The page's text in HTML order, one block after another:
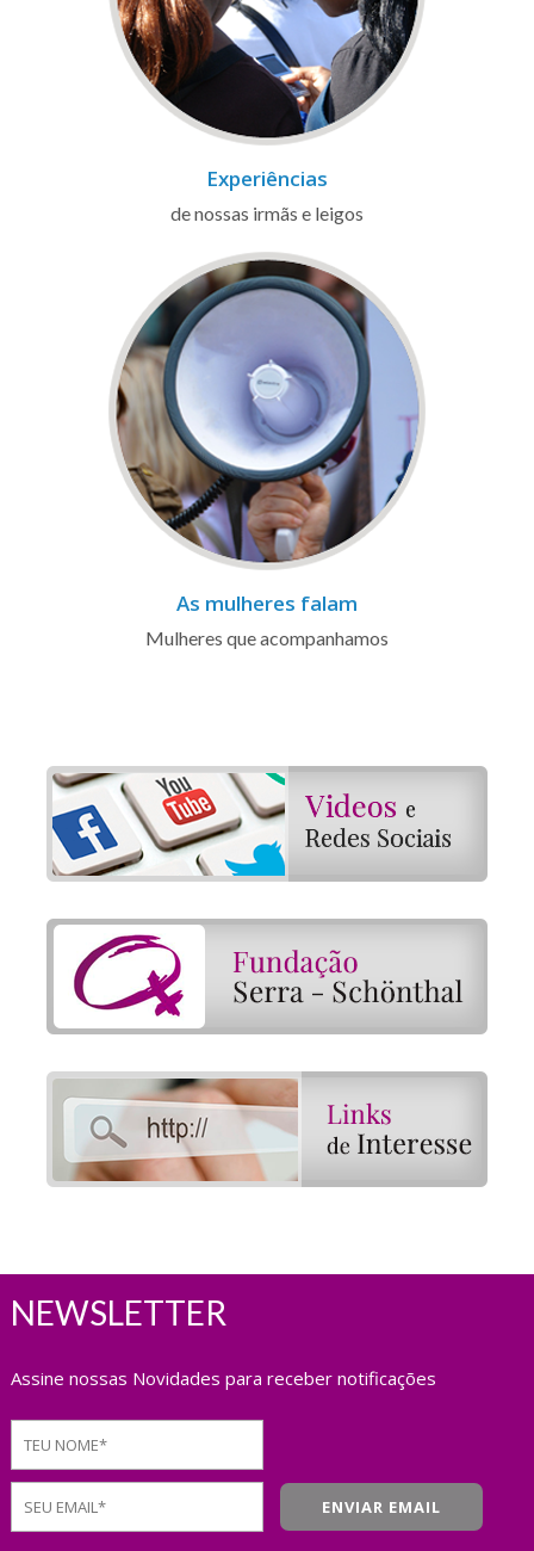
Experiências
de nossas irmãs e leigos
As mulheres falam
Mulheres que acompanhamos
NEWSLETTER
Assine nossas Novidades para receber notificações